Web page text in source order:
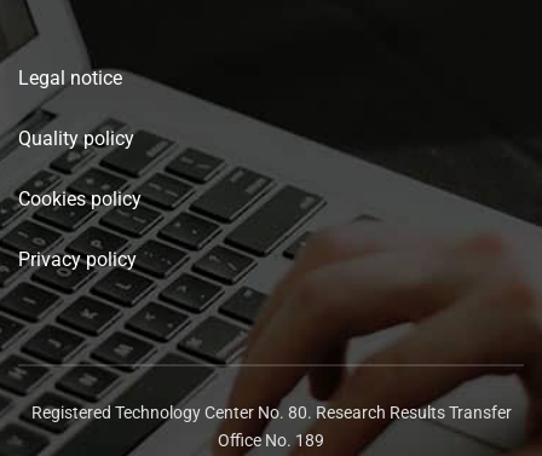
Legal notice
Quality policy
Cookies policy
Privacy policy
Registered Technology Center No. 80. Research Results Transfer
Office No. 189